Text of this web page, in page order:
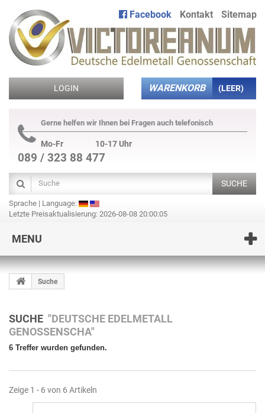
Facebook Kontakt Sitemap
LOGIN WARENKORB (LEER)
Gerne helfen wir Ihnen bei Fragen auch telefonisch
Mo-Fr 10-17 Uhr
089 / 323 88 477
SUCHE
Sprache | Language:
Letzte Preisaktualisierung: 2026-08-08 20:00:05
MENU
Suche
SUCHE "DEUTSCHE EDELMETALL
GENOSSENSCHA"
6 Treffer wurden gefunden.
Zeige 1 - 6 von 6 Artikeln